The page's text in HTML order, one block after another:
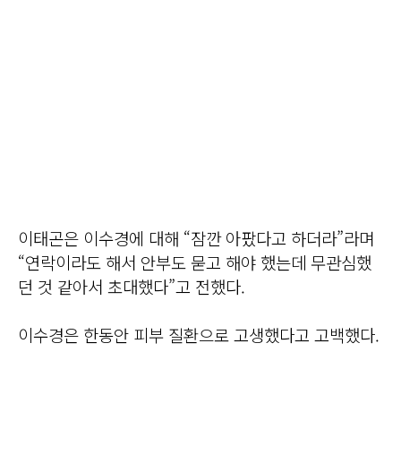
이태곤은 이수경에 대해 “잠깐 아팠다고 하더라”라며
“연락이라도 해서 안부도 묻고 해야 했는데 무관심했
던 것 같아서 초대했다”고 전했다.
이수경은 한동안 피부 질환으로 고생했다고 고백했다.